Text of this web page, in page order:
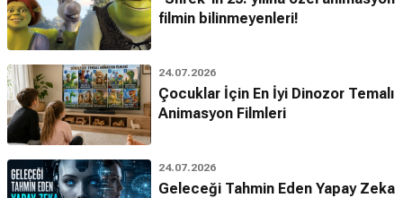
filmin bilinmeyenleri!
24.07.2026
Çocuklar İçin En İyi Dinozor Temalı
Animasyon Filmleri
24.07.2026
Geleceği Tahmin Eden Yapay Zeka